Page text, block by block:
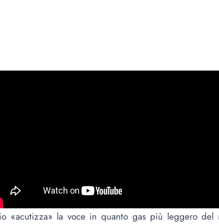
«acutizza» la voce in quanto gas più leggero del